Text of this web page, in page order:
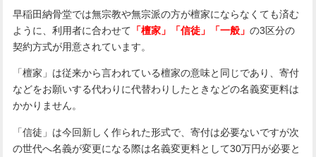
早稲田納骨堂では無宗教や無宗派の方が檀家にならなくても済む
ように、利用者に合わせて 「檀家」「信徒」「一般」 の3区分の
契約方式が用意されています。
「檀家」は従来から言われている檀家の意味と同じであり、寄付
などをお願いする代わりに代替わりしたときなどの名義変更料は
かかりません。
「信徒」は今回新しく作られた形式で、寄付は必要ないですが次
の世代へ名義が変更になる際は名義変更料として30万円が必要と